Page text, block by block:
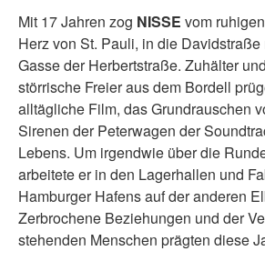
Mit 17 Jahren zog NISSE vom
Herz von St. Pauli, in die
Gasse der Herbertstraße. Zuhälter
störrische Freier aus dem Bordell
alltägliche Film, das Grundrauschen
Sirenen der Peterwagen der
Lebens. Um irgendwie über die
arbeitete er in den Lagerhallen und
Hamburger Hafens auf der anderen
Zerbrochene Beziehungen und der
stehenden Menschen prägten diese